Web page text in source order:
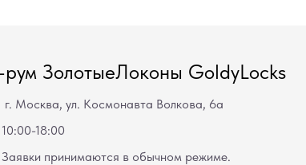
ЗолотыеЛоконы GoldyLocks
Москва, ул. Космонавта Волкова, 6а
18:00
принимаются в обычном режиме.